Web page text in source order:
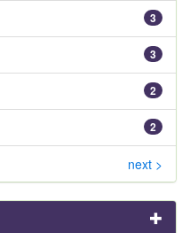
3
3
2
2
next >